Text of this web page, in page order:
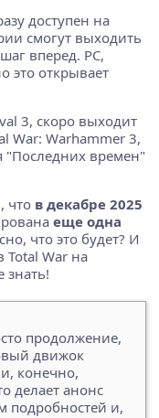
доступен на
смогут выходить
вперед. PC,
это открывает
3, скоро выходит
War: Warhammer 3,
"Последних времен"
что в декабре 2025
еще одна
что это будет? И
Total War на
знать!
продолжение,
движок
конечно,
делает анонс
и,